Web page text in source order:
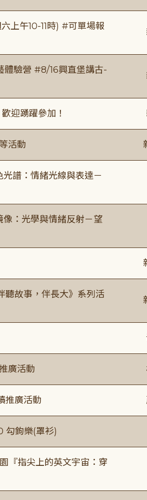
上午10-11時) #可單場報
體驗營 #8/16興直堡講古-
迎踴躍參加！
活動
光譜：情緒光線與表達－
像：光學與情緒反射－望
聽故事，伴長大》系列活
廣活動
推廣活動
勾鉤樂(罩衫)
『指尖上的英文宇宙：穿